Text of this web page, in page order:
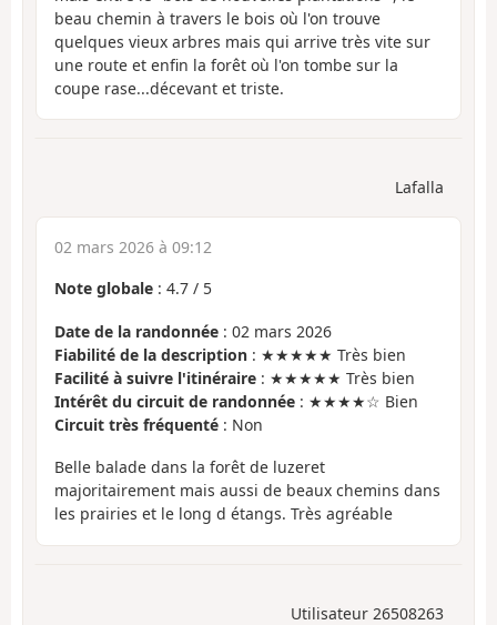
beau chemin à travers le bois où l'on trouve
quelques vieux arbres mais qui arrive très vite sur
une route et enfin la forêt où l'on tombe sur la
coupe rase...décevant et triste.
Lafalla
02 mars 2026 à 09:12
Note globale : 4.7 / 5
Date de la randonnée : 02 mars 2026
Fiabilité de la description : ★★★★★ Très bien
Facilité à suivre l'itinéraire : ★★★★★ Très bien
Intérêt du circuit de randonnée : ★★★★☆ Bien
Circuit très fréquenté : Non
Belle balade dans la forêt de luzeret
majoritairement mais aussi de beaux chemins dans
les prairies et le long d étangs. Très agréable
Utilisateur 26508263